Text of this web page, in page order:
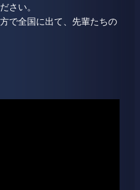
い。
で全国に出て、先輩たちの